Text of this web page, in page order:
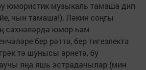
юмористик музыкаль тамаша дип
чын тамаша!). Ләкин соңгы
сәхнәләрдә юмор һәм
бер рәттә, бер тигезлектә
тә шунысы әрнетә, бу
яңа яшь эстрадачылар (мин